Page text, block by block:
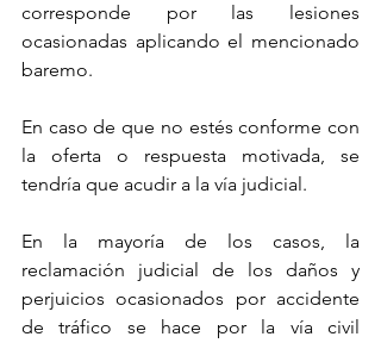
corresponde por las lesiones
ocasionadas aplicando el mencionado
baremo.
En caso de que no estés conforme con
la oferta o respuesta motivada, se
tendría que acudir a la vía judicial.
En la mayoría de los casos, la
reclamación judicial de los daños y
perjuicios ocasionados por accidente
de tráfico se hace por la vía civil